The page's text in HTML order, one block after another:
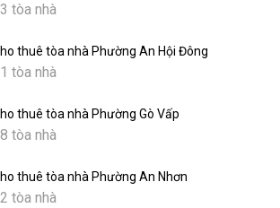
tòa nhà
thuê tòa nhà Phường An Hội Đông
tòa nhà
thuê tòa nhà Phường Gò Vấp
tòa nhà
thuê tòa nhà Phường An Nhơn
tòa nhà